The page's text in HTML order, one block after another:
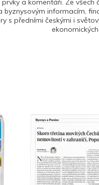
a komentáři. Ze všech
byznysovým informacím,
s předními českými i